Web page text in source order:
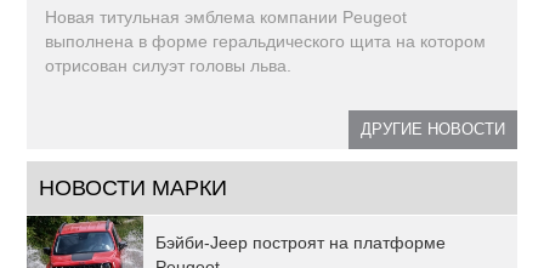
Новая титульная эмблема компании Peugeot
выполнена в форме геральдического щита на котором
отрисован силуэт головы льва.
ДРУГИЕ НОВОСТИ
НОВОСТИ МАРКИ
Бэйби-Jeep построят на платформе